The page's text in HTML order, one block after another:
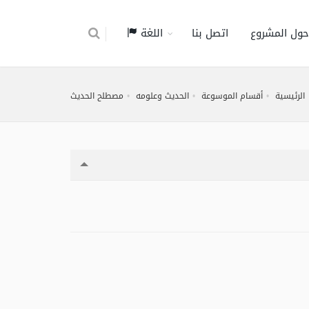
حول المشروع اتصل بنا اللغة
الرئيسية أقسام الموسوعة الحديث وعلومه مصطلح الحديث